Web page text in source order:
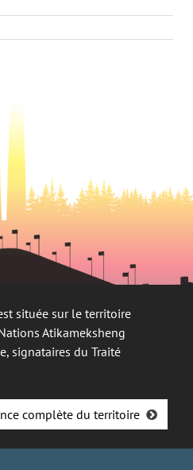
située sur le territoire
Atikameksheng
signataires du Traité
complète du territoire